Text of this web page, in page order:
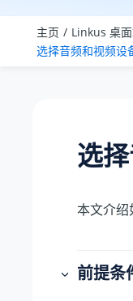
主页 Linkus 桌
选择音频和视频设
选
本文介
前提条